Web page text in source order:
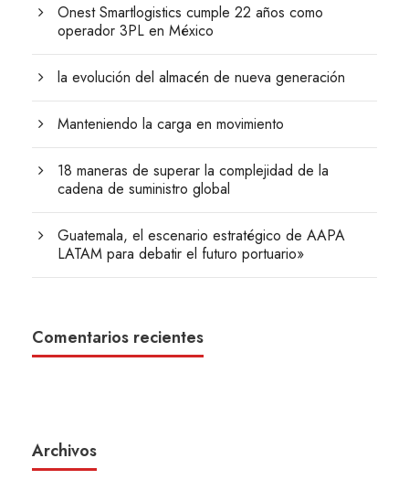
Onest Smartlogistics cumple 22 años como
operador 3PL en México
la evolución del almacén de nueva generación
Manteniendo la carga en movimiento
18 maneras de superar la complejidad de la
cadena de suministro global
Guatemala, el escenario estratégico de AAPA
LATAM para debatir el futuro portuario»
Comentarios recientes
Archivos